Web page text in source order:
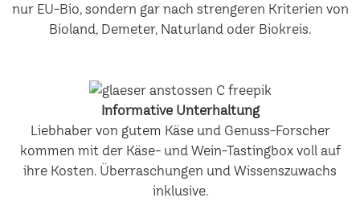
nur EU-Bio, sondern gar nach strengeren Kriterien von
Bioland, Demeter, Naturland oder Biokreis.
Informative Unterhaltung
Liebhaber von gutem Käse und Genuss-Forscher
kommen mit der Käse- und Wein-Tastingbox voll auf
ihre Kosten. Überraschungen und Wissenszuwachs
inklusive.